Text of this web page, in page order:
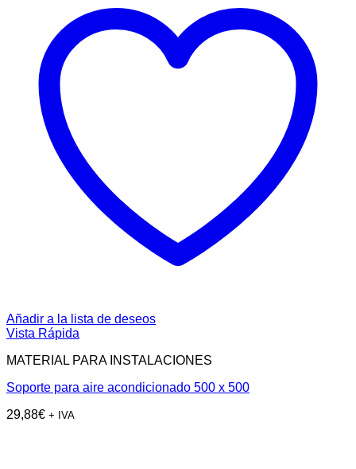
Añadir a la lista de deseos
Vista Rápida
MATERIAL PARA INSTALACIONES
Soporte para aire acondicionado 500 x 500
29,88€ + IVA